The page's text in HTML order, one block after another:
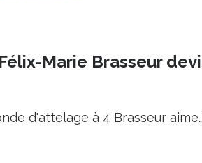
Marie Brasseur
d'attelage à 4 Brasseur